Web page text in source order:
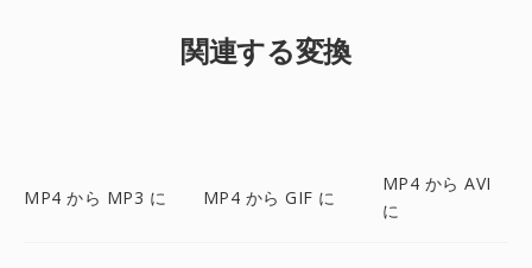
関連する変換
MP4 から MP3 に MP4 から GIF に
MP4 から AVI
に